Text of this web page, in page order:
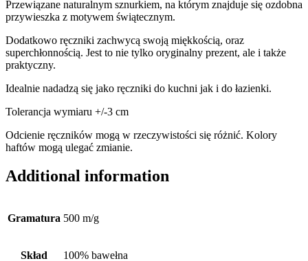
Przewiązane naturalnym sznurkiem, na którym znajduje się ozdobna
przywieszka z motywem świątecznym.
Dodatkowo ręczniki zachwycą swoją miękkością, oraz
superchłonnością. Jest to nie tylko oryginalny prezent, ale i także
praktyczny.
Idealnie nadadzą się jako ręczniki do kuchni jak i do łazienki.
Tolerancja wymiaru +/-3 cm
Odcienie ręczników mogą w rzeczywistości się różnić. Kolory
haftów mogą ulegać zmianie.
Additional information
Gramatura 500 m/g
Skład 100% bawełna